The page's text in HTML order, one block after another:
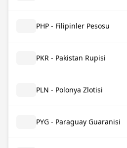
PHP - Filipinler Pesosu
PKR - Pakistan Rupisi
PLN - Polonya Zlotisi
PYG - Paraguay Guaranisi